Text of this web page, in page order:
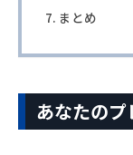
まとめ
あなたの